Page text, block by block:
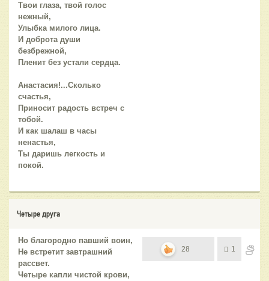
Твои глаза, твой голос
нежный,
Улыбка милого лица.
И доброта души
безбрежной,
Пленит без устали сердца.
Анастасия!...Сколько
счастья,
Приносит радость встреч с
тобой.
И как шалаш в часы
ненастья,
Ты даришь легкость и
покой.
Четыре друга
Но благородно павший воин,
Не встретит завтрашний
рассвет.
Четыре капли чистой крови,
28 1